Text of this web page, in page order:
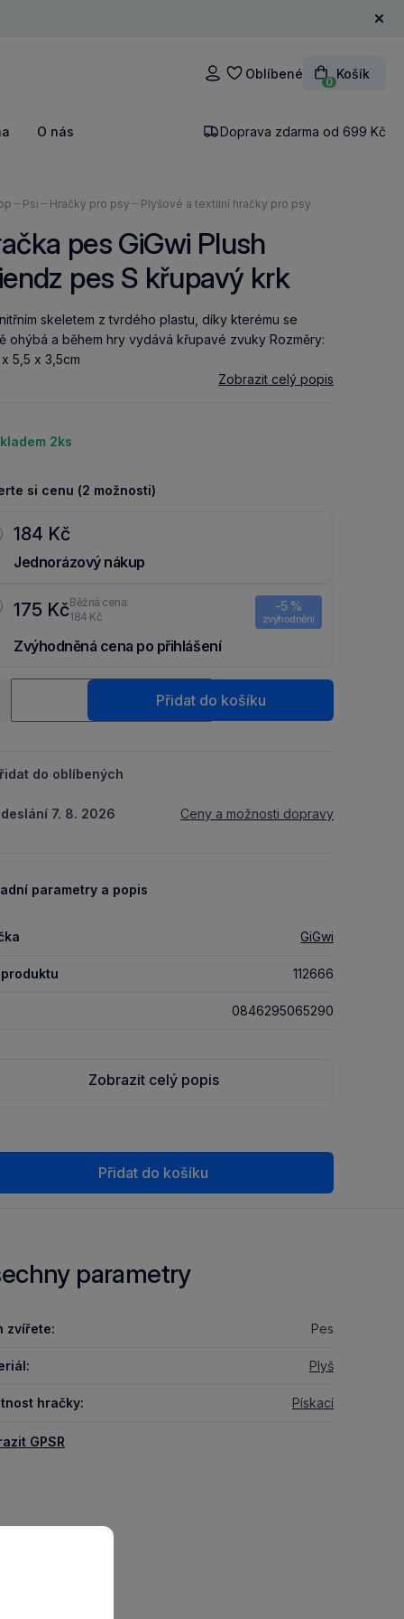
Přihlášení
Oblíbené
0
Košík
O nás Doprava zdarma od 699 Kč
Psi Hračky pro psy Plyšové a textilní hračky pro psy
pes GiGwi Plush
pes S křupavý krk
skeletem z tvrdého plastu, díky kterému se
ohýbá a během hry vydává křupavé zvuky Rozměry:
5,5 x 3,5cm
Zobrazit celý popis
2ks
si cenu (2 možnosti)
184 Kč
Jednorázový nákup
175 KčBěžná cena:
184 Kč
-5 %
zvýhodnění
Zvýhodněná cena po přihlášení
+
Přidat do košíku
do oblíbených
7. 8. 2026 Ceny a možnosti dopravy
parametry a popis
GiGwi
112666
0846295065290
Zobrazit celý popis
Přidat do košíku
parametry
zvířete: Pes
Plyš
hračky: Pískací
GPSR